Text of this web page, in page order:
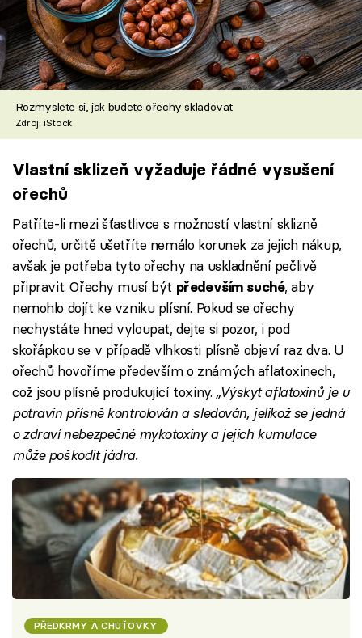
Rozmyslete si, jak budete ořechy skladovat
Zdroj: iStock
Vlastní sklizeň vyžaduje řádné vysušení
ořechů
Patříte-li mezi šťastlivce s možností vlastní sklizně
ořechů, určitě ušetříte nemálo korunek za jejich nákup,
avšak je potřeba tyto ořechy na uskladnění pečlivě
připravit. Ořechy musí být především suché, aby
nemohlo dojít ke vzniku plísní. Pokud se ořechy
nechystáte hned vyloupat, dejte si pozor, i pod
skořápkou se v případě vlhkosti plísně objeví raz dva. U
ořechů hovoříme především o známých aflatoxinech,
což jsou plísně produkující toxiny. „Výskyt aflatoxinů je u
potravin přísně kontrolován a sledován, jelikož se jedná
o zdraví nebezpečné mykotoxiny a jejich kumulace
může poškodit jádra.
PŘEDKRMY A CHUŤOVKY